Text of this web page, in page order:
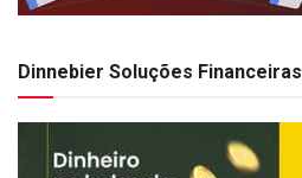
Dinnebier Soluções Financeiras